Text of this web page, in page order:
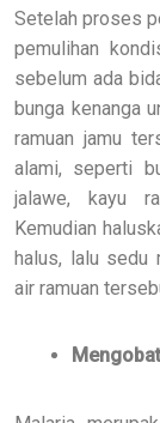
Setelah proses
pemulihan
sebelum ada
bunga kenanga
ramuan jamu
alami, seperti
jalawe, kayu
Kemudian
halus, lalu sedu
air ramuan